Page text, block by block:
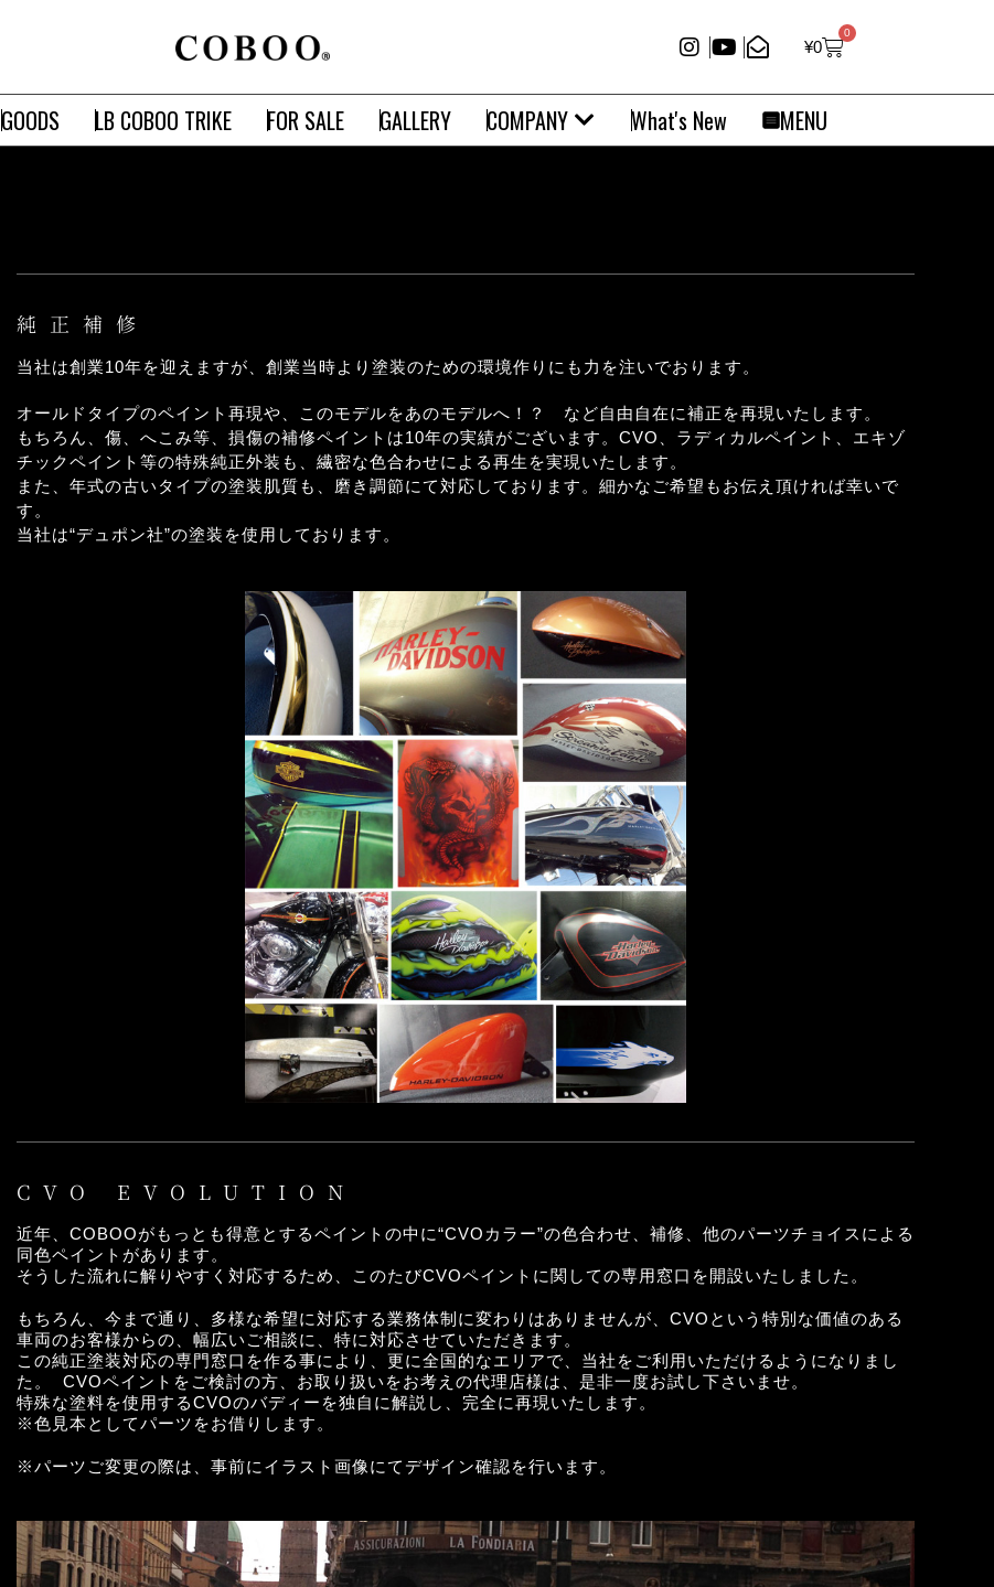
¥0
0
GOODS LB COBOO TRIKE FOR SALE GALLERY COMPANY What's New MENU
純正補修
当社は創業10年を迎えますが、創業当時より塗装のための環境作りにも力を注いでおります。
オールドタイプのペイント再現や、このモデルをあのモデルへ！？ など自由自在に補正を再現いたします。
もちろん、傷、へこみ等、損傷の補修ペイントは10年の実績がございます。CVO、ラディカルペイント、エキゾ
チックペイント等の特殊純正外装も、繊密な色合わせによる再生を実現いたします。
また、年式の古いタイプの塗装肌質も、磨き調節にて対応しております。細かなご希望もお伝え頂ければ幸いで
す。
当社は“デュポン社”の塗装を使用しております。
CVO EVOLUTION
近年、COBOOがもっとも得意とするペイントの中に“CVOカラー”の色合わせ、補修、他のパーツチョイスによる
同色ペイントがあります。
そうした流れに解りやすく対応するため、このたびCVOペイントに関しての専用窓口を開設いたしました。
もちろん、今まで通り、多様な希望に対応する業務体制に変わりはありませんが、CVOという特別な価値のある
車両のお客様からの、幅広いご相談に、特に対応させていただきます。
この純正塗装対応の専門窓口を作る事により、更に全国的なエリアで、当社をご利用いただけるようになりまし
た。 CVOペイントをご検討の方、お取り扱いをお考えの代理店様は、是非一度お試し下さいませ。
特殊な塗料を使用するCVOのバディーを独自に解説し、完全に再現いたします。
※色見本としてパーツをお借りします。
※パーツご変更の際は、事前にイラスト画像にてデザイン確認を行います。